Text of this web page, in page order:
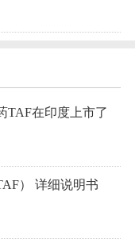
TAF在印度上市了
） 详细说明书